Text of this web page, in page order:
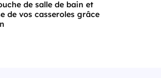
de salle de bain et
de vos casseroles grâce